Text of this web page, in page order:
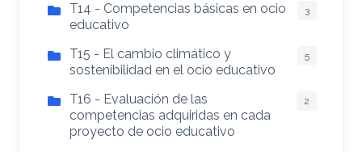
T14 - Competencias básicas en ocio
educativo
3
T15 - El cambio climático y
sostenibilidad en el ocio educativo
5
T16 - Evaluación de las
competencias adquiridas en cada
proyecto de ocio educativo
2